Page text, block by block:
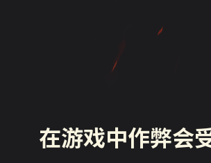
在游戏中作弊会